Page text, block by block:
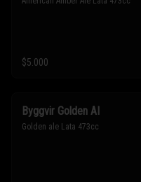
$5.000
Byggvir Golden AI
Golden ale Lata 473cc